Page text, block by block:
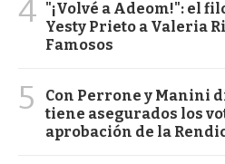
4 "¡Volvé a Adeom!": el
Yesty Prieto a Valeria
Famosos
5
Con Perrone y Manini
tiene asegurados los
aprobación de la